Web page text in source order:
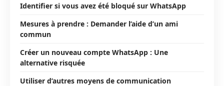
Identifier si vous avez été bloqué sur WhatsApp
Mesures à prendre : Demander l’aide d’un ami
commun
Créer un nouveau compte WhatsApp : Une
alternative risquée
Utiliser d’autres moyens de communication